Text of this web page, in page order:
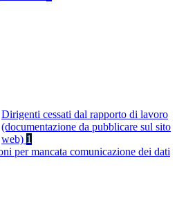
Dirigenti cessati dal rapporto di lavoro
(documentazione da pubblicare sul sito
web) 1
per mancata comunicazione dei dati